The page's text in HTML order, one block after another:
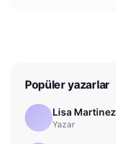
Popüler yazarlar
Lisa Martinez
Yazar